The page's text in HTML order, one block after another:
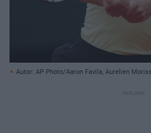
Autor: AP Photo/Aaron Favila, Aurelien